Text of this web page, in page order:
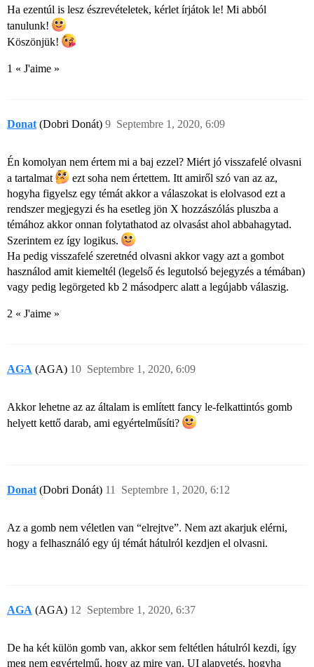
Ha ezentúl is lesz észrevételetek, kérlet írjátok le! Mi abból
tanulunk!
Köszönjük!
1 « J'aime »
Donat (Dobri Donát) Septembre 1, 2020, 6:09
9
Én komolyan nem értem mi a baj ezzel? Miért jó visszafelé olvasni
a tartalmat
ezt soha nem értettem. Itt amiről szó van az az,
hogyha figyelsz egy témát akkor a válaszokat is elolvasod ezt a
rendszer megjegyzi és ha esetleg jön X hozzászólás pluszba a
témához akkor onnan folytathatod az olvasást ahol abbahagytad.
Szerintem ez így logikus.
Ha pedig visszafelé szeretnéd olvasni akkor vagy azt a gombot
használod amit kiemeltél (legelső és legutolsó bejegyzés a témában)
vagy pedig legörgeted kb 2 másodperc alatt a legújabb válaszig.
2 « J'aime »
AGA (AGA) Septembre 1, 2020, 6:09
10
Akkor lehetne az az általam is említett fancy le-felkattintós gomb
helyett kettő darab, ami egyértelműsíti?
Donat (Dobri Donát) Septembre 1, 2020, 6:12
11
Az a gomb nem véletlen van “elrejtve”. Nem azt akarjuk elérni,
hogy a felhasználó egy új témát hátulról kezdjen el olvasni.
AGA (AGA) Septembre 1, 2020, 6:37
12
De ha két külön gomb van, akkor sem feltétlen hátulról kezdi, így
meg nem egyértelmű, hogy az mire van. UI alapvetés, hogyha